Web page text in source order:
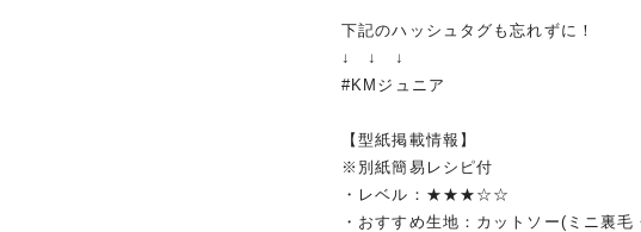
下記のハッシュタグも忘れずに！
↓ ↓ ↓
#KMジュニア
【型紙掲載情報】
※別紙簡易レシピ付
・レベル：★★★☆☆
・おすすめ生地：カットソー(ミニ裏